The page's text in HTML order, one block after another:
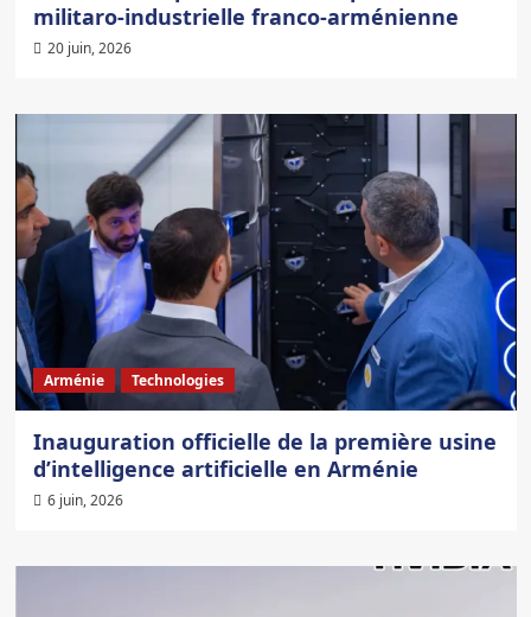
militaro-industrielle franco-arménienne
20 juin, 2026
Arménie Technologies
Inauguration officielle de la première usine
d’intelligence artificielle en Arménie
6 juin, 2026